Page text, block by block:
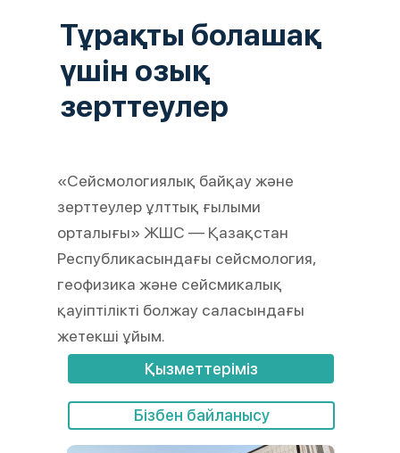
Тұрақты болашақ
үшін озық
зерттеулер
«Сейсмологиялық байқау және
зерттеулер ұлттық ғылыми
орталығы» ЖШС — Қазақстан
Республикасындағы сейсмология,
геофизика және сейсмикалық
қауіптілікті болжау саласындағы
жетекші ұйым.
Бізбен байланысу
Қызметтеріміз